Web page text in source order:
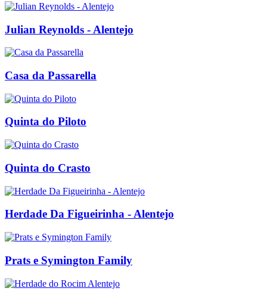
Julian Reynolds - Alentejo
Casa da Passarella
Quinta do Piloto
Quinta do Crasto
Herdade Da Figueirinha - Alentejo
Prats e Symington Family